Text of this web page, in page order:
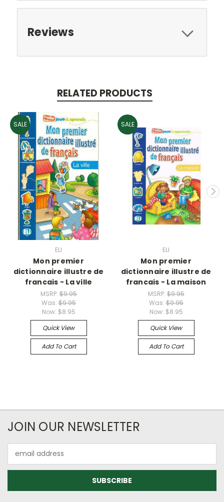
Reviews
RELATED PRODUCTS
SALE
ELI
Mon premier
dictionnaire illustre de
francais - La ville
MSRP:$9.95
Was:$9.95
Now: $8.95
Quick View
Add To Cart
SALE
ELI
Mon premier
dictionnaire illustre de
francais - La maison
MSRP:$9.95
Was:$9.95
Now: $8.95
Quick View
Add To Cart
JOIN OUR NEWSLETTER
Address